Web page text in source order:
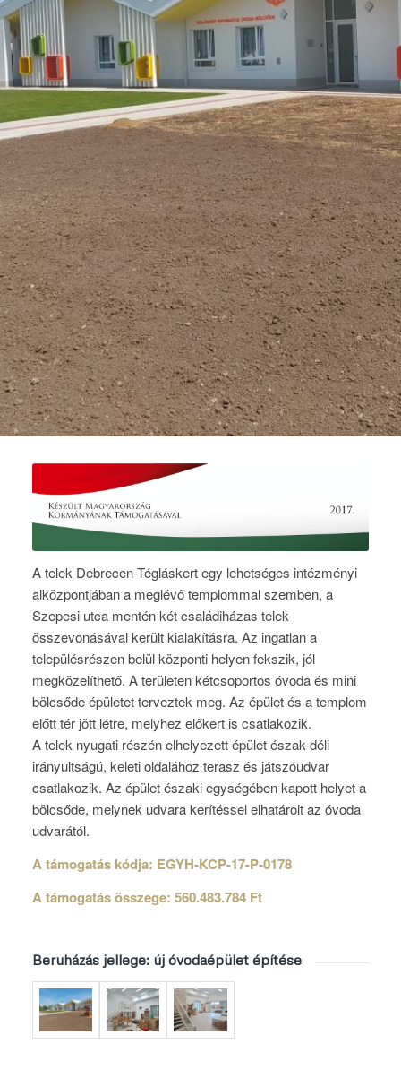
A telek Debrecen-Tégláskert egy lehetséges intézményi
alközpontjában a meglévő templommal szemben, a
Szepesi utca mentén két családiházas telek
összevonásával került kialakításra. Az ingatlan a
településrészen belül központi helyen fekszik, jól
megközelíthető. A területen kétcsoportos óvoda és mini
bölcsőde épületet terveztek meg. Az épület és a templom
előtt tér jött létre, melyhez előkert is csatlakozik.
A telek nyugati részén elhelyezett épület észak-déli
irányultságú, keleti oldalához terasz és játszóudvar
csatlakozik. Az épület északi egységében kapott helyet a
bölcsőde, melynek udvara kerítéssel elhatárolt az óvoda
udvarától.
A támogatás kódja: EGYH-KCP-17-P-0178
A támogatás összege: 560.483.784 Ft
Beruházás jellege: új óvodaépület építése